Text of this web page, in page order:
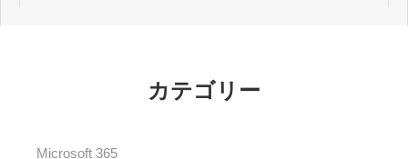
カテゴリー
Microsoft 365